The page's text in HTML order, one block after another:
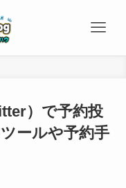
）で予約投
ールや予約手